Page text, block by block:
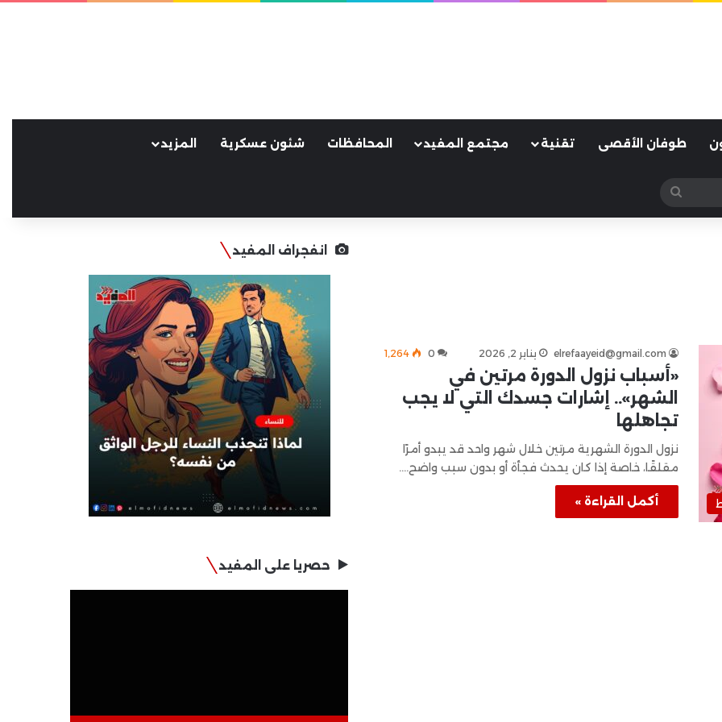
طوفان الأقصى تقنية مجتمع المفيد المحافظات شئون عسكرية المزيد
بحث
عن
elrefaayeid@gmail.com يناير 2, 2026 0 1٬264
«أسباب نزول الدورة مرتين في
الشهر».. إشارات جسدك التي لا يجب
تجاهلها
نزول الدورة الشهرية مرتين خلال شهر واحد قد يبدو أمرًا
مقلقًا، خاصة إذا كان يحدث فجأة أو بدون سبب واضح.…
أكمل القراءة »
انفجراف المفيد
حصريا على المفيد